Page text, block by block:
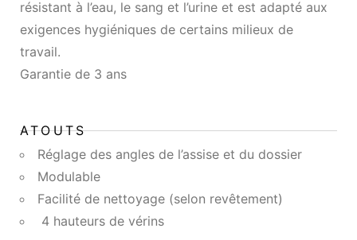
résistant à l’eau, le sang et l’urine et est adapté aux
exigences hygiéniques de certains milieux de
travail.
Garantie de 3 ans
ATOUTS
Réglage des angles de l’assise et du dossier
Modulable
Facilité de nettoyage (selon revêtement)
4 hauteurs de vérins